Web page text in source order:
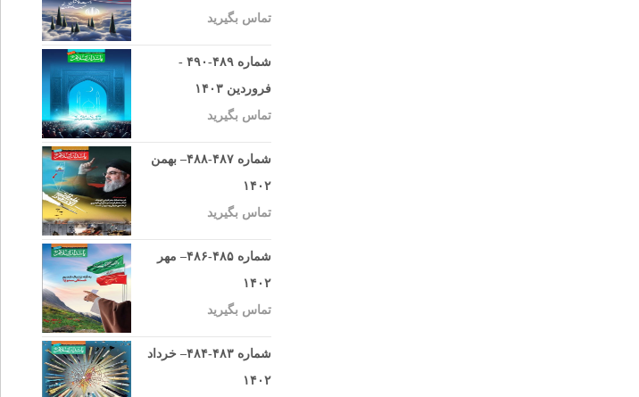
تماس بگیرید
شماره ۴۸۹-۴۹۰ -
فروردین ۱۴۰۳
تماس بگیرید
شماره ۴۸۷-۴۸۸– بهمن
۱۴۰۲
تماس بگیرید
شماره ۴۸۵-۴۸۶– مهر
۱۴۰۲
تماس بگیرید
شماره ۴۸۳-۴۸۴– خرداد
۱۴۰۲